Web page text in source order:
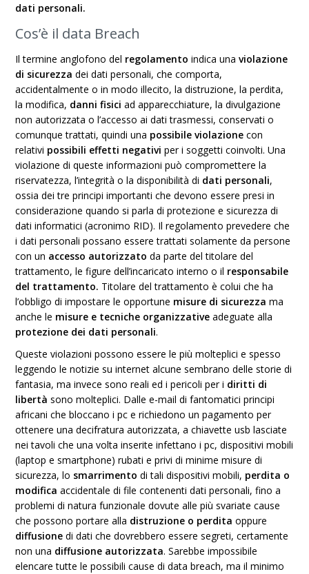
dati personali.
Cos’è il data Breach
Il termine anglofono del regolamento indica unaviolazione
di sicurezza dei dati personali, che comporta,
accidentalmente o in modo illecito, la distruzione, la perdita,
la modifica, danni fisici ad apparecchiature, la divulgazione
non autorizzata o l’accesso ai dati trasmessi, conservati o
comunque trattati, quindi una possibile violazione con
relativi possibili effetti negativi per i soggetti coinvolti. Una
violazione di queste informazioni può compromettere la
riservatezza, l’integrità o la disponibilità di dati personali,
ossia dei tre principi importanti che devono essere presi in
considerazione quando si parla di protezione e sicurezza di
dati informatici (acronimo RID). Il regolamento prevedere che
i dati personali possano essere trattati solamente da persone
con un accesso autorizzato da parte del titolare del
trattamento, le figure dell’incaricato interno o il responsabile
del trattamento. Titolare del trattamento è colui che ha
l’obbligo di impostare le opportune misure di sicurezzama
anche le misure e tecniche organizzativeadeguate alla
protezione dei dati personali.
Queste violazioni possono essere le più molteplici e spesso
leggendo le notizie su internet alcune sembrano delle storie di
fantasia, ma invece sono reali ed i pericoli per i diritti di
libertà sono molteplici. Dalle e-mail di fantomatici principi
africani che bloccano i pc e richiedono un pagamento per
ottenere una decifratura autorizzata, a chiavette usb lasciate
nei tavoli che una volta inserite infettano i pc, dispositivi mobili
(laptop e smartphone) rubati e privi di minime misure di
sicurezza, lo smarrimento di tali dispositivi mobili, perdita o
modifica accidentale di file contenenti dati personali, fino a
problemi di natura funzionale dovute alle più svariate cause
che possono portare alla distruzione o perdita oppure
diffusione di dati che dovrebbero essere segreti, certamente
non una diffusione autorizzata. Sarebbe impossibile
elencare tutte le possibili cause di data breach, ma il minimo